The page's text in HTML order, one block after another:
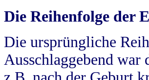
Die Reihenfolge der
Die ursprüngliche
Ausschlaggebend